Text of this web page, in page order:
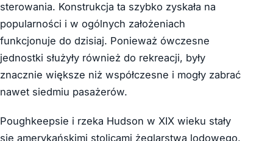
sterowania. Konstrukcja ta szybko zyskała na
popularności i w ogólnych założeniach
funkcjonuje do dzisiaj. Ponieważ ówczesne
jednostki służyły również do rekreacji, były
znacznie większe niż współczesne i mogły zabrać
nawet siedmiu pasażerów.
Poughkeepsie i rzeka Hudson w XIX wieku stały
się amerykańskimi stolicami żeglarstwa lodowego.